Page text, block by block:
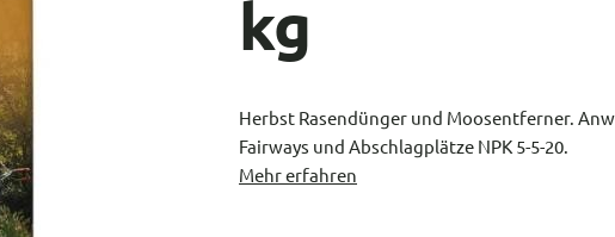
kg
Herbst Rasendünger und Moosentferner.
Fairways und Abschlagplätze NPK 5-5-20.
Mehr erfahren